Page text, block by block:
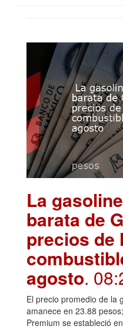
La
barata de
precios de
agosto.
El precio promedio de la
amanece en 23.88
Premium se estableció